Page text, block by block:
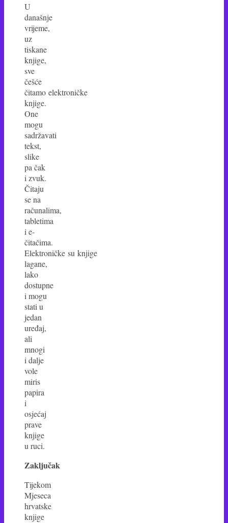
U
današnje
vrijeme,
uz
tiskane
knjige,
sve
češće
čitamo elektroničke
knjige.
One
mogu
sadržavati
tekst,
slike
pa čak
i zvuk.
Čitaju
se na
računalima,
tabletima
i e-
čitačima.
Elektroničke su knjige
lagane,
lako
dostupne
i mogu
stati u
jedan
uređaj,
ali
mnogi
i dalje
vole
miris
papira
i
osjećaj
prave
knjige
u ruci.
Zaključak
Tijekom
Mjeseca
hrvatske
knjige